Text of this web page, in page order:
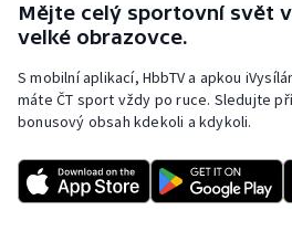
Ragby
Rychlobruslení
Rychlostní kanoistika
Short track
Mějte celý sportovní svět
velké obrazovce.
S mobilní aplikací, HbbTV a apkou
máte ČT sport vždy po ruce. Sledujte
bonusový obsah kdekoli a kdykoli.